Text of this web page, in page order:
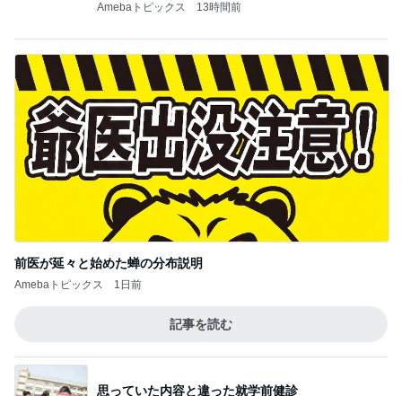
Amebaトピックス 13時間前
前医が延々と始めた蝉の分布説明
Amebaトピックス 1日前
記事を読む
思っていた内容と違った就学前健診